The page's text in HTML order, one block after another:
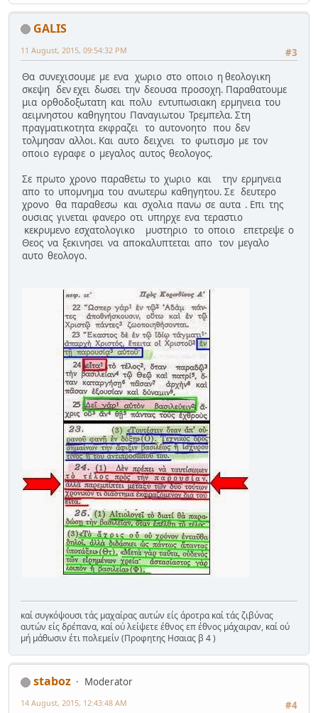
GALIS
#3
11 August, 2015, 09:54:32 PM
Θα συνεχισουμε με ενα χωριο στο οποιο η θεολογικη
σκεψη δεν εχει δωσει την δεουσα προσοχη. Παραθατουμε
μια ορθοδοξωτατη και πολυ εντυπωσιακη ερμηνεια του
αειμνηστου καθηγητου Παναγιωτου Τρεμπελα. Στη
πραγματικοτητα εκφραζει το αυτονοητο που δεν
τολμησαν αλλοι. Και αυτο δειχνει το φωτισμο με τον
οποιο εγραφε ο μεγαλος αυτος θεολογος.
Σε πρωτο χρονο παραθετω το χωριο και την ερμηνεια
απο το υπομνημα του ανωτερω καθηγητου. Σε δευτερο
χρονο θα παραθεσω και σχολια πανω σε αυτα . Επι της
ουσιας γινεται φανερο οτι υπηρχε ενα τεραστιο
κεκρυμενο εσχατολογικο μυστηριο το οποιο επετρεψε ο
Θεος να ξεκινησει να αποκαλυπτεται απο τον μεγαλο
αυτο θεολογο.
καί συγκόψουσι τάς μαχαίρας αυτών είς άροτρα καί τάς ζιβύνας
αυτών είς δρέπανα, καί ού λείψετε έθνος επ έθνος μάχαιραν, καί ού
μή μάθωσιν έτι πολεμείν (Προφητης Ησαιας β 4 )
staboz
Moderator
#4
14 August, 2015, 12:43:48 AM